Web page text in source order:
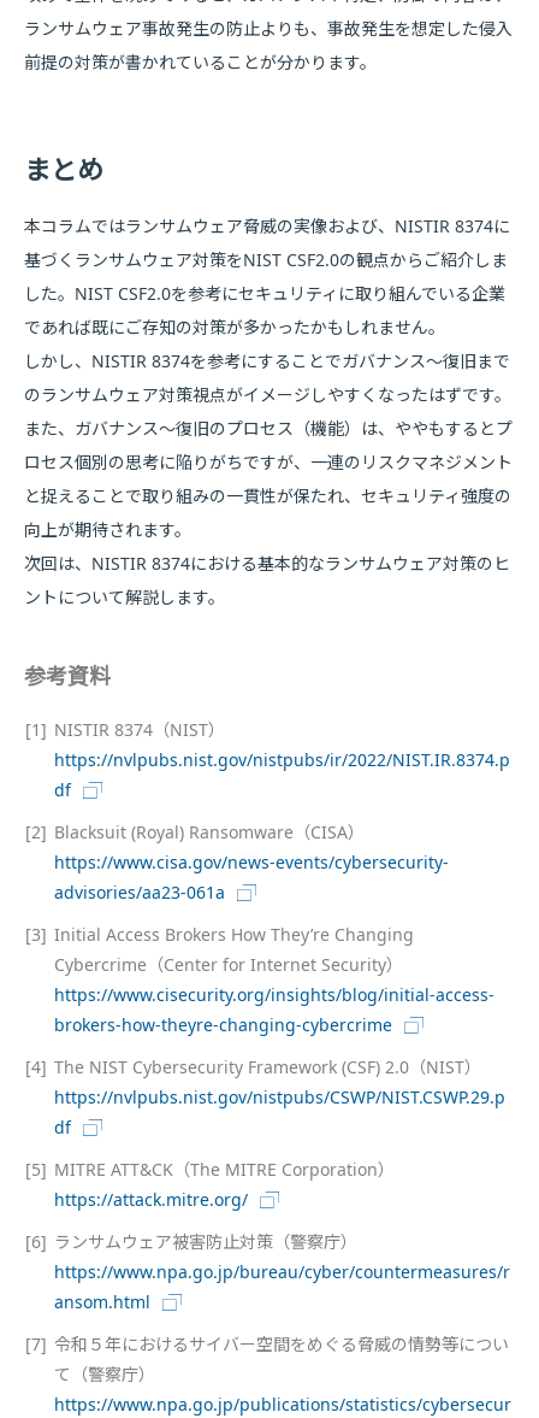
ランサムウェア事故発生の防止よりも、事故発生を想定した侵入
前提の対策が書かれていることが分かります。
まとめ
本コラムではランサムウェア脅威の実像および、NISTIR 8374に
基づくランサムウェア対策をNIST CSF2.0の観点からご紹介しま
した。NIST CSF2.0を参考にセキュリティに取り組んでいる企業
であれば既にご存知の対策が多かったかもしれません。
しかし、NISTIR 8374を参考にすることでガバナンス～復旧まで
のランサムウェア対策視点がイメージしやすくなったはずです。
また、ガバナンス～復旧のプロセス（機能）は、ややもするとプ
ロセス個別の思考に陥りがちですが、一連のリスクマネジメント
と捉えることで取り組みの一貫性が保たれ、セキュリティ強度の
向上が期待されます。
次回は、NISTIR 8374における基本的なランサムウェア対策のヒ
ントについて解説します。
参考資料
[1] NISTIR 8374（NIST）
https://nvlpubs.nist.gov/nistpubs/ir/2022/NIST.IR.8374.p
df
[2] Blacksuit (Royal) Ransomware（CISA）
https://www.cisa.gov/news-events/cybersecurity-
advisories/aa23-061a
[3] Initial Access Brokers How They’re Changing
Cybercrime（Center for Internet Security）
https://www.cisecurity.org/insights/blog/initial-access-
brokers-how-theyre-changing-cybercrime
[4] The NIST Cybersecurity Framework (CSF) 2.0（NIST）
https://nvlpubs.nist.gov/nistpubs/CSWP/NIST.CSWP.29.p
df
[5] MITRE ATT&CK（The MITRE Corporation）
https://attack.mitre.org/
[6] ランサムウェア被害防止対策（警察庁）
https://www.npa.go.jp/bureau/cyber/countermeasures/r
ansom.html
[7] 令和５年におけるサイバー空間をめぐる脅威の情勢等につい
て（警察庁）
https://www.npa.go.jp/publications/statistics/cybersecur